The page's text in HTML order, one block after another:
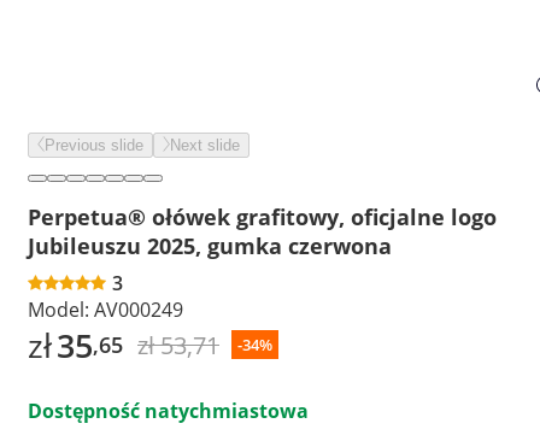
Previous slide Next slide
Perpetua® ołówek grafitowy, oficjalne logo
Jubileuszu 2025, gumka czerwona
3
Model: AV000249
zł35,65 zł 53,71 -34%
Dostępność natychmiastowa